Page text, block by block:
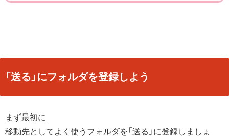
「送る」にフォルダを登録しよう
まず最初に
移動先としてよく使うフォルダを「送る」に登録しましょ